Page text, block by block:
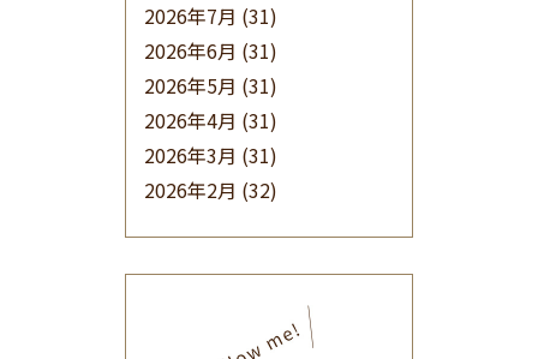
2026年7月 (31)
2026年6月 (31)
2026年5月 (31)
2026年4月 (31)
2026年3月 (31)
2026年2月 (32)
(32)